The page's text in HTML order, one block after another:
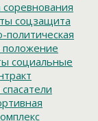
соревнования
соцзащита
политическая
положение
социальные
спасатели